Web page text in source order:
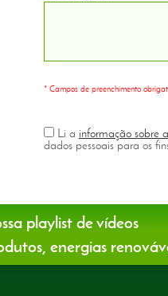
* Campos de preenchimento
Li a informação sobre
dados pessoais para os
playlist de vídeos
energias